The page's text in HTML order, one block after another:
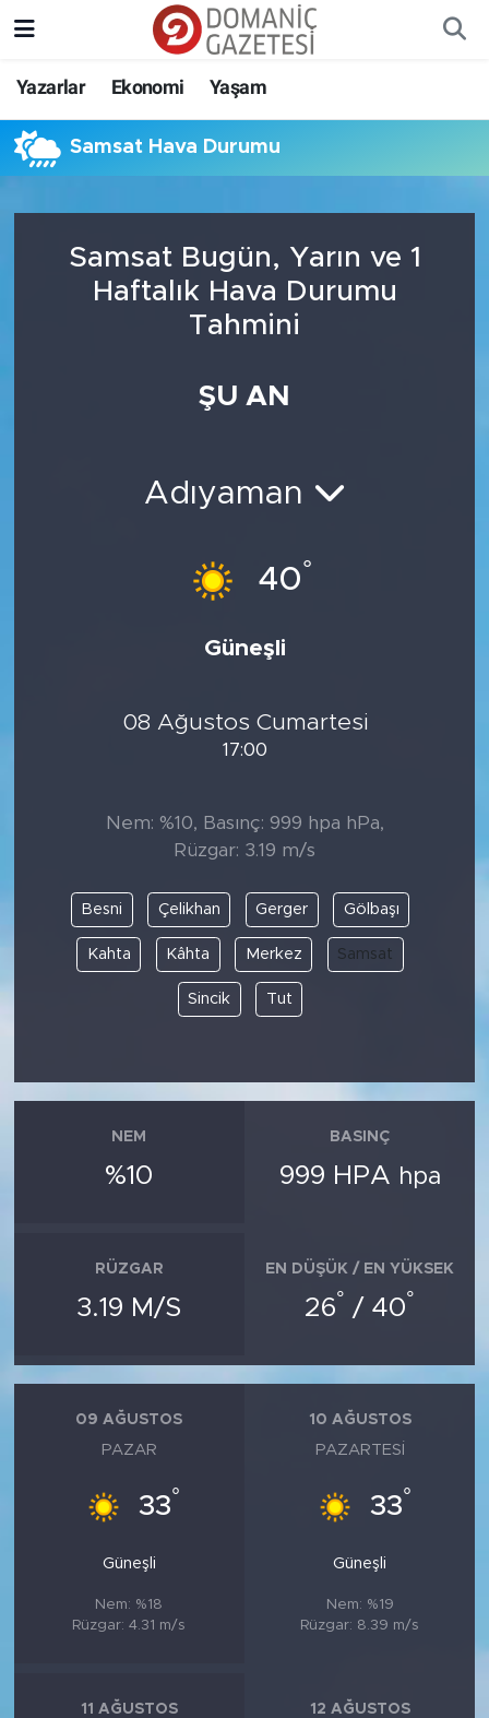
Yazarlar Ekonomi Yaşam
Samsat Hava Durumu
Samsat Bugün, Yarın ve 1
Haftalık Hava Durumu
Tahmini
ŞU AN
Adıyaman
40°
Güneşli
08 Ağustos Cumartesi
17:00
Nem: %10, Basınç: 999 hpa hPa,
Rüzgar: 3.19 m/s
Besni Çelikhan Gerger Gölbaşı
Kahta Kâhta Merkez Samsat
Sincik Tut
NEM
%10
BASINÇ
999 HPA hpa
RÜZGAR
3.19 M/S
EN DÜŞÜK / EN YÜKSEK
26° / 40°
09 AĞUSTOS
PAZAR
33°
Güneşli
Nem: %18
Rüzgar: 4.31 m/s
10 AĞUSTOS
PAZARTESI
33°
Güneşli
Nem: %19
Rüzgar: 8.39 m/s
11 AĞUSTOS 12 AĞUSTOS